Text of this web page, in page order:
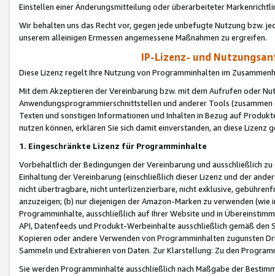
Einstellen einer Änderungsmitteilung oder überarbeiteter
Wir behalten uns das Recht vor, gegen jede unbefugte Nutzung bzw.
unserem alleinigen Ermessen angemessene Maßnahmen zu ergreifen.
IP-Lizenz- und
Diese Lizenz regelt Ihre Nutzung von Programminhalten im
Mit dem Akzeptieren der Vereinbarung bzw. mit dem Aufrufen oder
Anwendungsprogrammierschnittstellen und anderer Tools (zusammen
Texten und sonstigen Informationen und Inhalten in Bezug auf
nutzen können, erklären Sie sich damit einverstanden, an diese Lizenz
1. Eingeschränkte Lizenz für Programminhalte
Vorbehaltlich der Bedingungen der Vereinbarung und ausschließlich
Einhaltung der Vereinbarung (einschließlich dieser Lizenz und der
nicht übertragbare, nicht unterlizenzierbare, nicht exklusive,
anzuzeigen; (b) nur diejenigen der Amazon-Marken zu verwenden
Programminhalte, ausschließlich auf Ihrer Website und in
API, Datenfeeds und Produkt-Werbeinhalte ausschließlich gemäß
Kopieren oder andere Verwenden von Programminhalten zugunsten
Sammeln und Extrahieren von Daten. Zur Klarstellung: Zu den
Sie werden Programminhalte ausschließlich nach Maßgabe der